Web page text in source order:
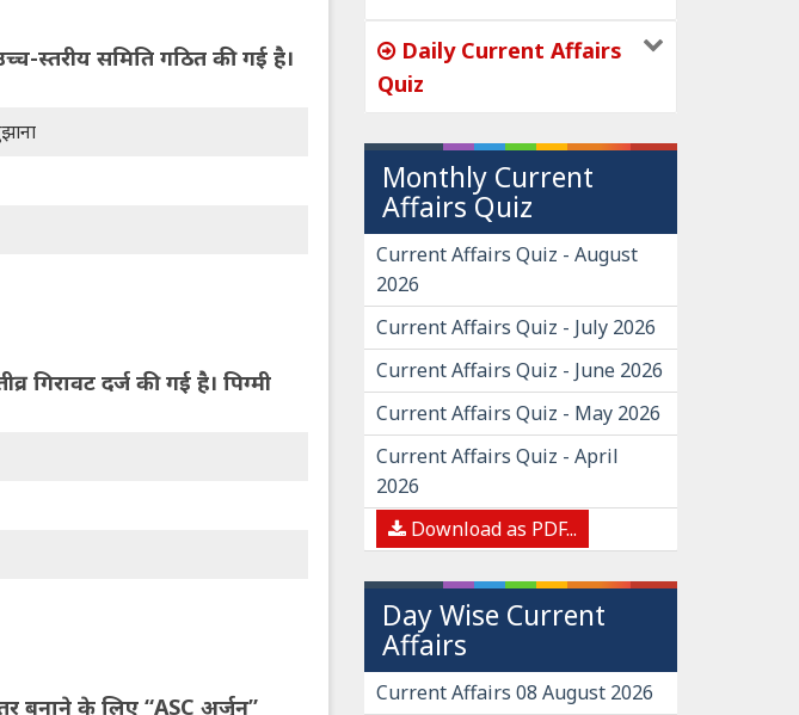
स्तरीय समिति गठित की गई है।
गिरावट दर्ज की गई है। पिग्मी
बनाने के लिए “ASC अर्जुन”
Daily Current Affairs
Quiz
Monthly Current
Affairs Quiz
Current Affairs Quiz - August
2026
Current Affairs Quiz - July 2026
Current Affairs Quiz - June 2026
Current Affairs Quiz - May 2026
Current Affairs Quiz - April
2026
Download as PDF...
Day Wise Current
Affairs
Current Affairs 08 August 2026